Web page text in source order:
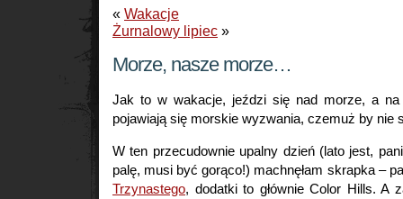
« Wakacje
Żurnalowy lipiec »
Morze, nasze morze…
Jak to w wakacje, jeździ się nad morze, a na
pojawiają się morskie wyzwania, czemuż by nie
W ten przecudownie upalny dzień (lato jest,
palę, musi być gorąco!) machnęłam skrapka –
Trzynastego, dodatki to głównie Color Hills. A